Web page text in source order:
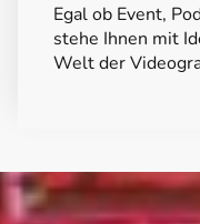
Egal ob Event,
stehe Ihnen mit
Welt der